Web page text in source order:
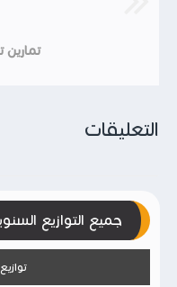
تمارين
التعليقات
جميع التوازيع